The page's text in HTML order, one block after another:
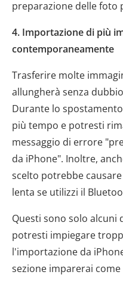
preparazione delle foto
4. Importazione di più
contemporaneamente
Trasferire molte
allungherà senza
Durante lo
più tempo e potresti
messaggio di errore
da iPhone". Inoltre,
scelto potrebbe
lenta se utilizzi il
Questi sono solo alcuni
potresti impiegare
l'importazione da
sezione imparerai